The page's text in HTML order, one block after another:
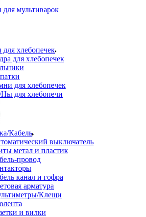
для мультиварок
для хлебопечек
для хлебопечек
для хлебопечек
для хлебопечи
Кабель
выключатель
метал и пластик
провод
канал и гофра
арматура
Клещи
и вилки